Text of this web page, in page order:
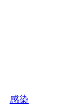
感染